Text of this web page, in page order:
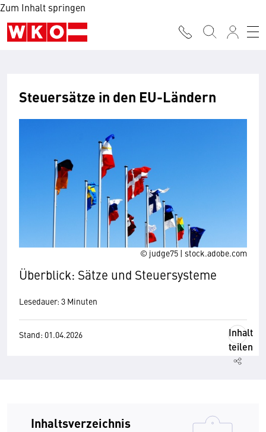
Zum Inhalt springen
© judge75 | stock.adobe.com
Steuersätze in den EU-Ländern
Überblick: Sätze und Steuersysteme
Lesedauer: 3 Minuten
Stand: 01.04.2026
Inhalt
teilen
Inhaltsverzeichnis